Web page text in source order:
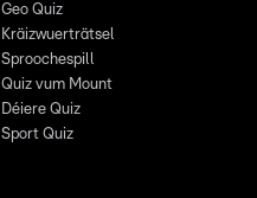
Geo Quiz
Kräizwuerträtsel
Sproochespill
Quiz vum Mount
Déiere Quiz
Sport Quiz